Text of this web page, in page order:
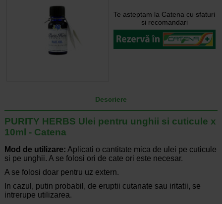
Te asteptam la Catena cu sfaturi
si recomandari
Descriere
PURITY HERBS Ulei pentru unghii si cuticule x
10ml - Catena
Mod de utilizare: Aplicati o cantitate mica de ulei pe cuticule
si pe unghii. A se folosi ori de cate ori este necesar.
A se folosi doar pentru uz extern.
In cazul, putin probabil, de eruptii cutanate sau iritatii, se
intrerupe utilizarea.